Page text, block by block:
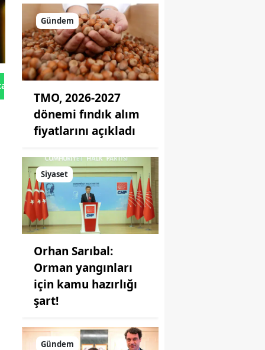
Gönder
Gündem
TMO, 2026-2027
dönemi fındık alım
fiyatlarını açıkladı
Siyaset
Orhan Sarıbal:
Orman yangınları
için kamu hazırlığı
şart!
Gündem